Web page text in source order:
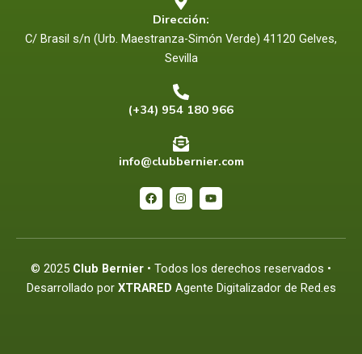
Dirección:
C/ Brasil s/n (Urb. Maestranza-Simón Verde) 41120 Gelves,
Sevilla
(+34) 954 180 966
info@clubbernier.com
F
a
b
k
I
n
a
a
m
Y
o
u
© 2025 Club Bernier • Todos los derechos reservados •
Desarrollado por XTRARED Agente Digitalizador de Red.es